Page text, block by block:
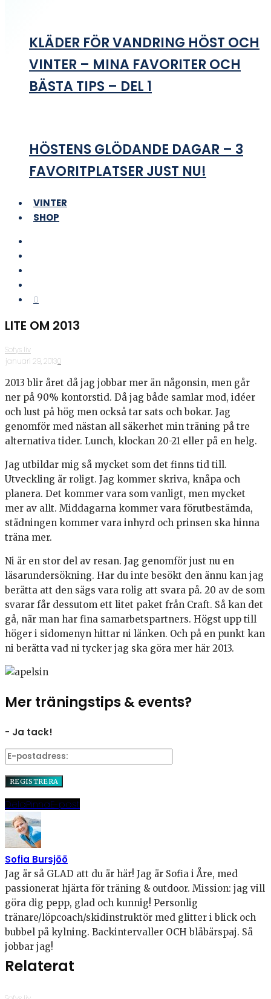
KLÄDER FÖR VANDRING HÖST OCH
VINTER – MINA FAVORITER OCH
BÄSTA TIPS – DEL 1
HÖSTENS GLÖDANDE DAGAR – 3
FAVORITPLATSER JUST NU!
VINTER
SHOP
0
LITE OM 2013
Sofys liv
·januari 29, 2013·0
2013 blir året då jag jobbar mer än någonsin, men går
ner på 90% kontorstid. Då jag både samlar mod, idéer
och lust på hög men också tar sats och bokar. Jag
genomför med nästan all säkerhet min träning på tre
alternativa tider. Lunch, klockan 20-21 eller på en helg.
Jag utbildar mig så mycket som det finns tid till.
Utveckling är roligt. Jag kommer skriva, knåpa och
planera. Det kommer vara som vanligt, men mycket
mer av allt. Middagarna kommer vara förutbestämda,
städningen kommer vara inhyrd och prinsen ska hinna
träna mer.
Ni är en stor del av resan. Jag genomför just nu en
läsarundersökning. Har du inte besökt den ännu kan jag
berätta att den sägs vara rolig att svara på. 20 av de som
svarar får dessutom ett litet paket från Craft. Så kan det
gå, när man har fina samarbetspartners. Högst upp till
höger i sidomenyn hittar ni länken. Och på en punkt kan
ni berätta vad ni tycker jag ska göra mer här 2013.
Mer träningstips & events?
- Ja tack!
DelaPinnaE-post
Sofia Bursjöö
Jag är så GLAD att du är här! Jag är Sofia i Åre, med
passionerat hjärta för träning & outdoor. Mission: jag vill
göra dig pepp, glad och kunnig! Personlig
tränare/löpcoach/skidinstruktör med glitter i blick och
bubbel på kylning. Backintervaller OCH blåbärspaj. Så
jobbar jag!
Relaterat